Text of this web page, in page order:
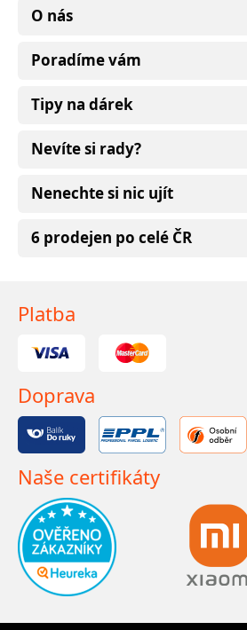
O nás
Poradíme vám
Tipy na dárek
Nevíte si rady?
Nenechte si nic ujít
6 prodejen po celé ČR
Platba
Doprava
Naše certifikáty